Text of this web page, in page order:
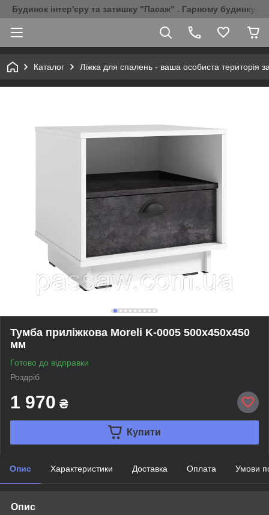
Будинок інтер'єру та затишку "Пасаж" . Гарному будинку-
Каталог Ліжка для спалень - ваша особиста територія
Тумба приліжкова Moreli K-0005 500х450х450
мм
Готово до відправки
Роздріб
1 970 ₴
Купити
Опис Характеристики Доставка Оплата Умови
Опис